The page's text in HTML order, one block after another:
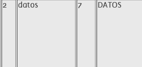
2 datos 7 DATOS